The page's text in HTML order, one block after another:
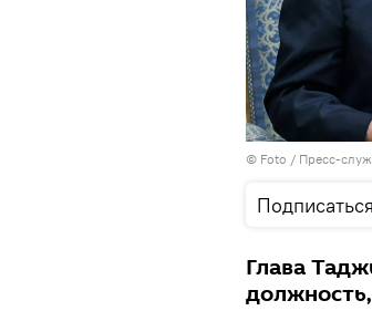
© Foto / Пресс-
Подписаться
Глава